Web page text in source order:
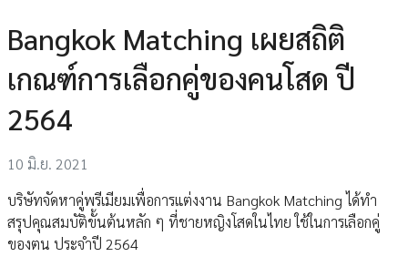
Bangkok Matching เผยสถิติ
เกณฑ์การเลือกคู่ของคนโสด ปี
2564
10 มิ.ย. 2021
บริษัทจัดหาคู่พรีเมียมเพื่อการแต่งงาน Bangkok Matching ได้ทำ
สรุปคุณสมบัติขั้นต้นหลัก ๆ ที่ชายหญิงโสดในไทย ใช้ในการเลือกคู่
ของตน ประจำปี 2564